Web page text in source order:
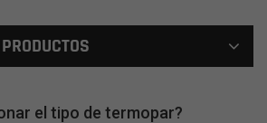
el tipo de termopar?